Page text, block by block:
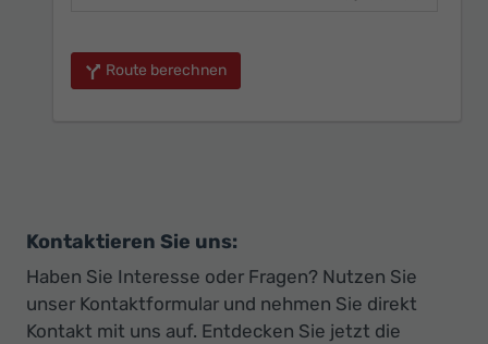
Route berechnen
Kontaktieren Sie uns:
Haben Sie Interesse oder Fragen? Nutzen Sie
unser Kontaktformular und nehmen Sie direkt
Kontakt mit uns auf. Entdecken Sie jetzt die